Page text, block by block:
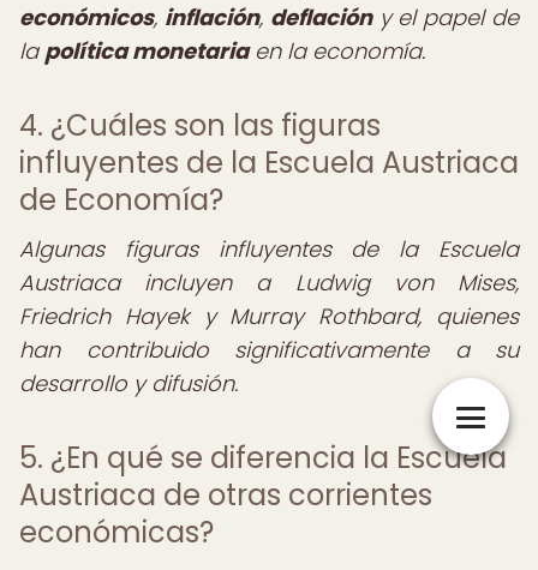
económicos, inflación, deflacióny el papel de
la política monetariaen la economía.
4. ¿Cuáles son las figuras
influyentes de la Escuela Austriaca
de Economía?
Algunas figuras influyentes de la Escuela
Austriaca incluyen a Ludwig von Mises,
Friedrich Hayek y Murray Rothbard, quienes
han contribuido significativamente a su
desarrollo y difusión.
5. ¿En qué se diferencia la Escuela
Austriaca de otras corrientes
económicas?